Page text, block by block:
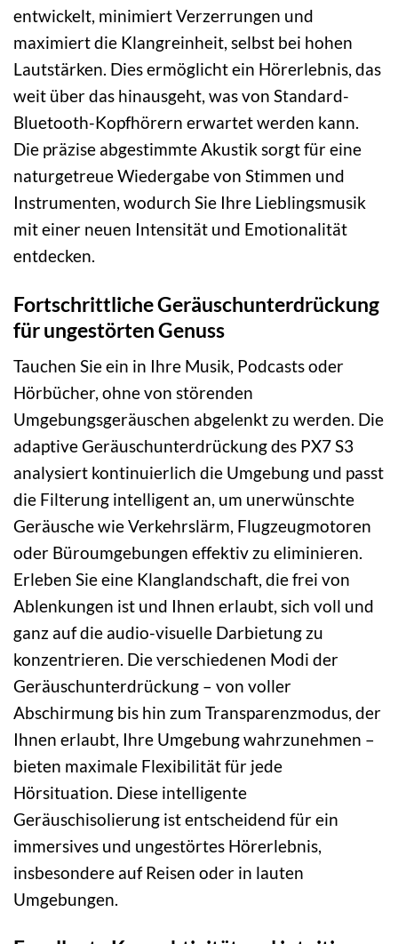
entwickelt, minimiert Verzerrungen und
maximiert die Klangreinheit, selbst bei hohen
Lautstärken. Dies ermöglicht ein Hörerlebnis, das
weit über das hinausgeht, was von Standard-
Bluetooth-Kopfhörern erwartet werden kann.
Die präzise abgestimmte Akustik sorgt für eine
naturgetreue Wiedergabe von Stimmen und
Instrumenten, wodurch Sie Ihre Lieblingsmusik
mit einer neuen Intensität und Emotionalität
entdecken.
Fortschrittliche Geräuschunterdrückung
für ungestörten Genuss
Tauchen Sie ein in Ihre Musik, Podcasts oder
Hörbücher, ohne von störenden
Umgebungsgeräuschen abgelenkt zu werden. Die
adaptive Geräuschunterdrückung des PX7 S3
analysiert kontinuierlich die Umgebung und passt
die Filterung intelligent an, um unerwünschte
Geräusche wie Verkehrslärm, Flugzeugmotoren
oder Büroumgebungen effektiv zu eliminieren.
Erleben Sie eine Klanglandschaft, die frei von
Ablenkungen ist und Ihnen erlaubt, sich voll und
ganz auf die audio-visuelle Darbietung zu
konzentrieren. Die verschiedenen Modi der
Geräuschunterdrückung – von voller
Abschirmung bis hin zum Transparenzmodus, der
Ihnen erlaubt, Ihre Umgebung wahrzunehmen –
bieten maximale Flexibilität für jede
Hörsituation. Diese intelligente
Geräuschisolierung ist entscheidend für ein
immersives und ungestörtes Hörerlebnis,
insbesondere auf Reisen oder in lauten
Umgebungen.